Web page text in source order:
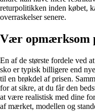
returpolitikken inden købet,
overraskelser senere.
Vær opmærksom
En af de største fordele ved
sko er typisk billigere end
til en brøkdel af prisen.
for at sikre, at du får den
at være realistisk med dine
af mærket, modellen og